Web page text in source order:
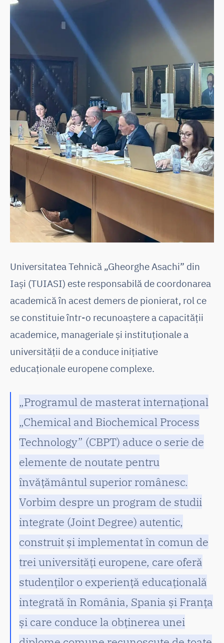
Universitatea Tehnică „Gheorghe Asachi” din
Iași (TUIASI) este responsabilă de coordonarea
academică în acest demers de pionierat, rol ce
se constituie într-o recunoaștere a capacității
academice, manageriale și instituționale a
universității de a conduce inițiative
educaționale europene complexe.
„Programul de masterat internațional
„Chemical and Biochemical Process
Technology” (CBPT) aduce o serie de
elemente de noutate pentru
învățământul superior românesc.
Vorbim despre un program de studii
integrate (Joint Degree) autentic,
construit și implementat în comun de
trei universități europene, care oferă
studenților o experiență educațională
integrată în România, Spania și Franța
și care conduce la obținerea unei